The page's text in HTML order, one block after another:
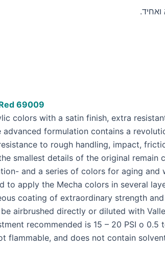
69009
colors with a satin finish, extra
advanced formulation contains a
to rough handling, impact,
smallest details of the original remain
and a series of colors for aging and
to apply the Mecha colors in several
coating of extraordinary strength and
airbrushed directly or diluted with
recommended is 15 – 20 PSI o
flammable, and does not contain